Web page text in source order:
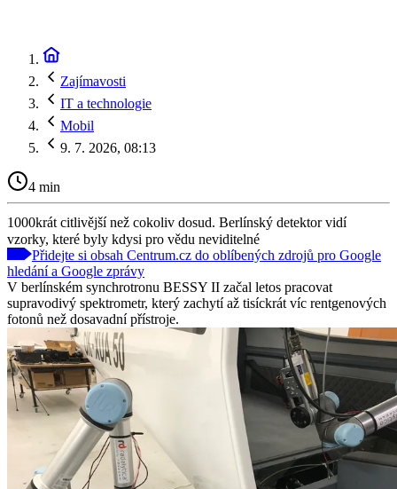
Zajímavosti
IT a technologie
Mobil
9. 7. 2026, 08:13
4 min
1000krát citlivější než cokoliv dosud. Berlínský detektor vidí
vzorky, které byly kdysi pro vědu neviditelné
Přidejte si obsah Centrum.cz do oblíbených zdrojů pro Google
hledání a Google zprávy
V berlínském synchrotronu BESSY II začal letos pracovat
supravodivý spektrometr, který zachytí až tisíckrát víc rentgenových
fotonů než dosavadní přístroje.